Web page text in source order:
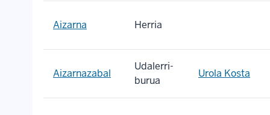
Aizarna Herria
Aizarnazabal
Udalerri-
burua
Urola Kosta